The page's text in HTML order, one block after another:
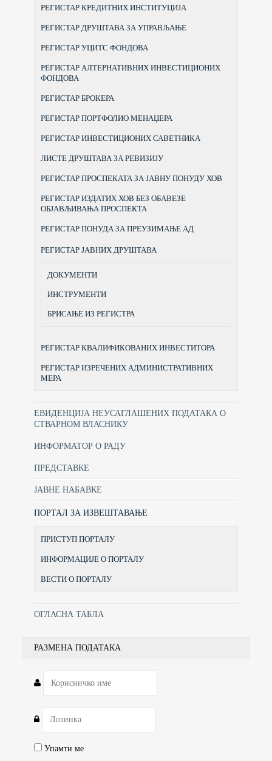
РЕГИСТАР КРЕДИТНИХ ИНСТИТУЦИЈА
РЕГИСТАР ДРУШТАВА ЗА УПРАВЉАЊЕ
РЕГИСТАР УЦИТС ФОНДОВА
РЕГИСТАР АЛТЕРНАТИВНИХ ИНВЕСТИЦИОНИХ
ФОНДОВА
РЕГИСТАР БРОКЕРА
РЕГИСТАР ПОРТФОЛИО МЕНАЏЕРА
РЕГИСТАР ИНВЕСТИЦИОНИХ САВЕТНИКА
ЛИСТЕ ДРУШТАВА ЗА РЕВИЗИЈУ
РЕГИСТАР ПРОСПЕКАТА ЗА ЈАВНУ ПОНУДУ ХОВ
РЕГИСТАР ИЗДАТИХ ХОВ БЕЗ ОБАВЕЗЕ
ОБЈАВЉИВАЊА ПРОСПЕКТА
РЕГИСТАР ПОНУДА ЗА ПРЕУЗИМАЊЕ АД
РЕГИСТАР ЈАВНИХ ДРУШТАВА
ДОКУМЕНТИ
ИНСТРУМЕНТИ
БРИСАЊЕ ИЗ РЕГИСТРА
РЕГИСТАР КВАЛИФИКОВАНИХ ИНВЕСТИТОРА
РЕГИСТАР ИЗРЕЧЕНИХ АДМИНИСТРАТИВНИХ
МЕРА
ЕВИДЕНЦИЈА НЕУСАГЛАШЕНИХ ПОДАТАКА О
СТВАРНОМ ВЛАСНИКУ
ИНФОРМАТОР О РАДУ
ПРЕДСТАВКЕ
ЈАВНЕ НАБАВКЕ
ПОРТАЛ ЗА ИЗВЕШТАВАЊЕ
ПРИСТУП ПОРТАЛУ
ИНФОРМАЦИЈЕ О ПОРТАЛУ
ВЕСТИ О ПОРТАЛУ
ОГЛАСНА ТАБЛА
РАЗМЕНА ПОДАТАКА
Упамти ме